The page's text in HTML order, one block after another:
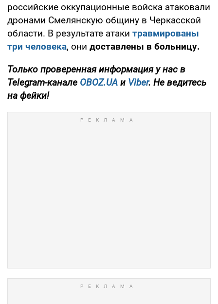
российские оккупационные войска атаковали
дронами Смелянскую общину в Черкасской
области. В результате атаки травмированы
три человека, они доставлены в больницу.
Только проверенная информация у нас в
Telegram-канале OBOZ.UA и Viber. Не ведитесь
на фейки!